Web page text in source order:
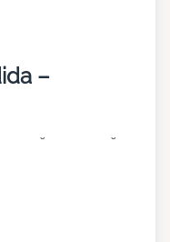
–
круизный
году. Это
Основные его